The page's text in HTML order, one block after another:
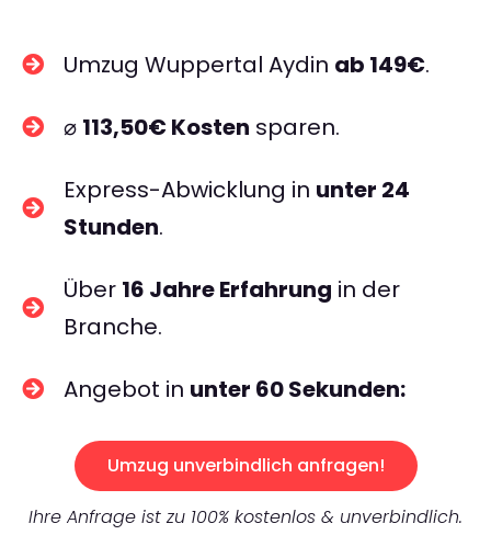
Umzug Wuppertal Aydin ab 149€.
⌀ 113,50€ Kosten sparen.
Express-Abwicklung in unter 24
Stunden.
Über 16 Jahre Erfahrung in der
Branche.
Angebot in unter 60 Sekunden:
Umzug unverbindlich anfragen!
Ihre Anfrage ist zu 100% kostenlos & unverbindlich.